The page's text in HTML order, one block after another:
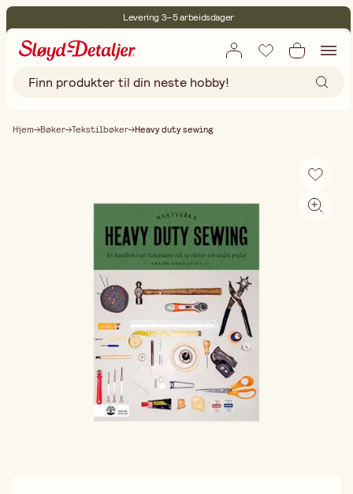
Levering 3–5 arbeidsdager
Fri frakt ved kjøp over 499:-
Hjem Bøker Tekstilbøker Heavy duty sewing